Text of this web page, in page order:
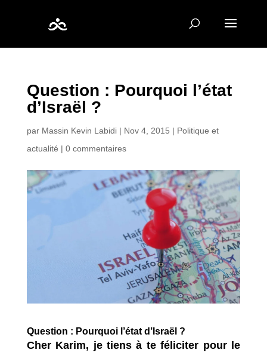
Question : Pourquoi l’état
d’Israël ?
par Massin Kevin Labidi| Nov 4, 2015 | Politique et
actualité | 0 commentaires
Question : Pourquoi l’état d’Israël ?
Cher Karim, je tiens à te féliciter pour le